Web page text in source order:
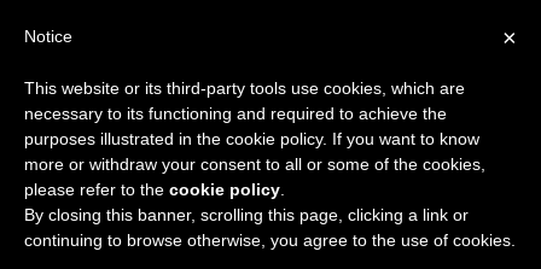
Accueil
×
Notice
This website or its third-party tools use cookies, which are
necessary to its functioning and required to achieve the
purposes illustrated in the cookie policy. If you want to know
more or withdraw your consent to all or some of the cookies,
please refer to the cookie policy
By closing this banner, scrolling this page, clicking a link or
continuing to browse otherwise, you agree to the use of cookies.